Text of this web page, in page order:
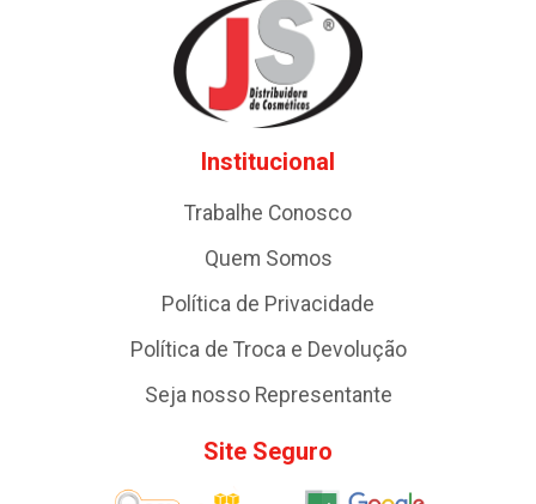
Institucional
Trabalhe Conosco
Quem Somos
Política de Privacidade
Política de Troca e Devolução
Seja nosso Representante
Site Seguro